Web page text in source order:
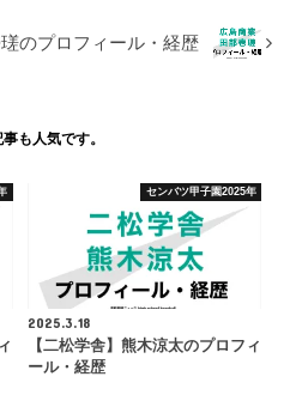
瑳のプロフィール・経歴
も人気です。
センバツ甲子園2025年
2025.3.18
【二松学舎】熊木涼太のプロフィ
ール・経歴